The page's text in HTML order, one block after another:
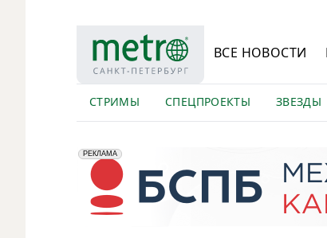
ВСЕ НОВОСТИ
СТРИМЫ СПЕЦПРОЕКТЫ ЗВЕЗДЫ
erid: 2VfnxyFybV5
РЕКЛАМА
ПАО "Банк "Санкт-Петербург", ИНН: 7831000027